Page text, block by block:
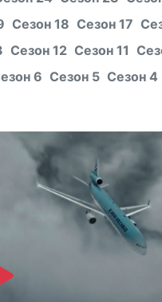
Сезон 18 Сезон 17
Сезон 12 Сезон 11
6 Сезон 5 Сезон 4